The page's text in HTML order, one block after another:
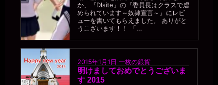
か、『Dlsite』の『委員長はクラスで虐
められています～奴隷宣言～』にレビ
ューを書いてもらえました。 ありがと
うこざいます！！ 「...
2015年1月1日 一枚の銀貨
明けましておめでとうございま
す 2015
2026年7月18日 - 21:19
うう。。
一枚の銀貨
2026年7月18日 - 21:21
便器の成長を見守るなんて、初めての体験だよ（笑）
miiki0119
2026年7月18日 - 21:22
うう。。